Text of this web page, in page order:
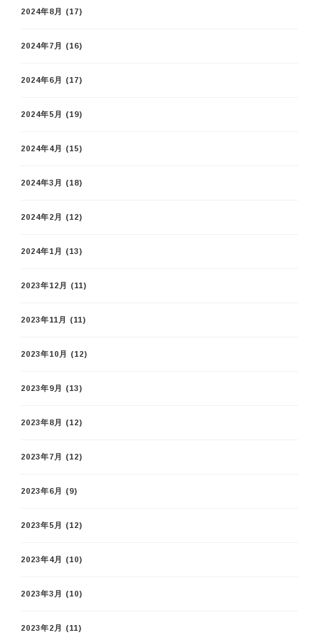
2024年8月 (17)
2024年7月 (16)
2024年6月 (17)
2024年5月 (19)
2024年4月 (15)
2024年3月 (18)
2024年2月 (12)
2024年1月 (13)
2023年12月 (11)
2023年11月 (11)
2023年10月 (12)
2023年9月 (13)
2023年8月 (12)
2023年7月 (12)
2023年6月 (9)
2023年5月 (12)
2023年4月 (10)
2023年3月 (10)
2023年2月 (11)